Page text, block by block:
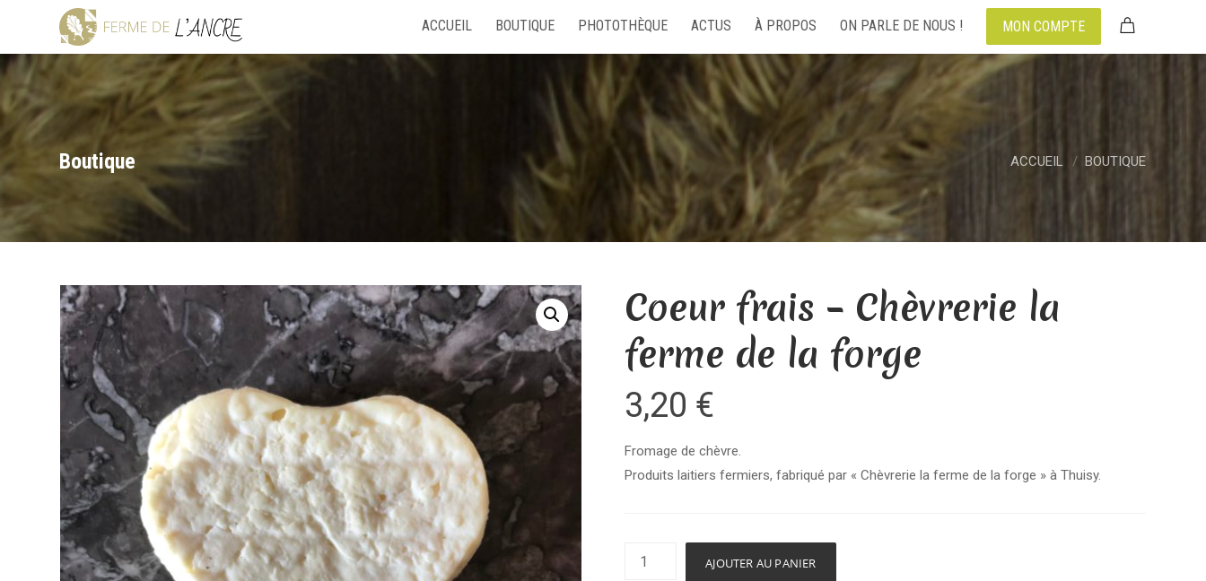
ACCUEIL BOUTIQUE PHOTOTHÈQUE ACTUS À PROPOS ON PARLE DE NOUS ! MON COMPTE
Boutique ACCUEIL BOUTIQUE
Coeur frais – Chèvrerie la
ferme de la forge
3,20 €
Fromage de chèvre.
Produits laitiers fermiers, fabriqué par « Chèvrerie la ferme de la forge » à Thuisy.
quantité
AJOUTER AU PANIER